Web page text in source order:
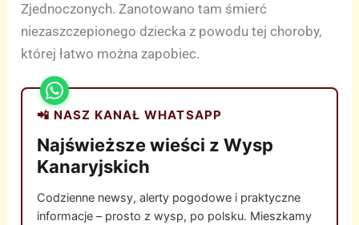
Zjednoczonych. Zanotowano tam śmierć
niezaszczepionego dziecka z powodu tej choroby,
której łatwo można zapobiec.
📲 NASZ KANAŁ WHATSAPP
Najświeższe wieści z Wysp
Kanaryjskich
Codzienne newsy, alerty pogodowe i praktyczne
informacje – prosto z wysp, po polsku. Mieszkamy